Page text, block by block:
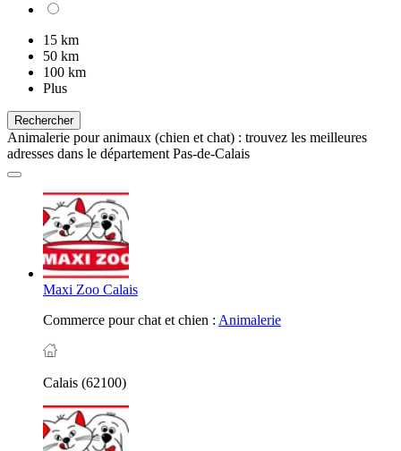
15 km
50 km
100 km
Plus
Rechercher
Animalerie pour animaux (chien et chat) : trouvez les meilleures
adresses dans le département Pas-de-Calais
Maxi Zoo Calais
Commerce pour chat et chien : Animalerie
Calais (62100)